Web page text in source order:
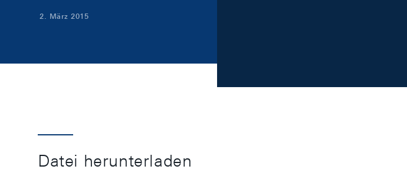
2. März 2015
Datei herunterladen